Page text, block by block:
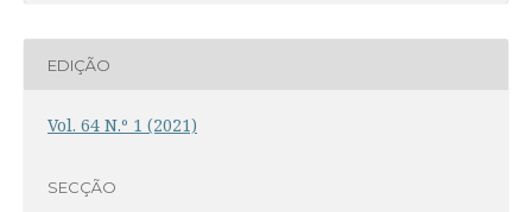
EDIÇÃO
Vol. 64 N.º 1 (2021)
SECÇÃO